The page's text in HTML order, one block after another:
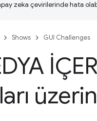
zeka çevirilerinde hata
Shows GUI Challenges